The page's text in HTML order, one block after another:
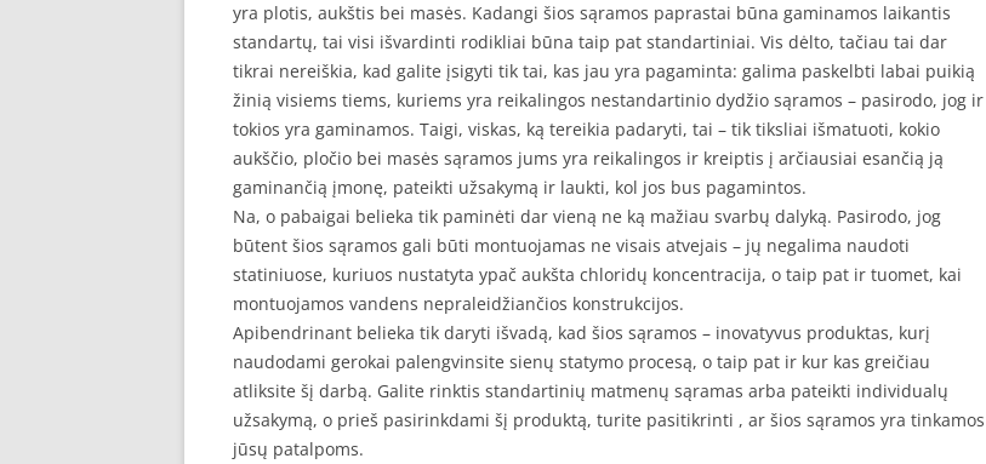
yra plotis, aukštis bei masės. Kadangi šios sąramos paprastai būna gaminamos laikantis
standartų, tai visi išvardinti rodikliai būna taip pat standartiniai. Vis dėlto, tačiau tai dar
tikrai nereiškia, kad galite įsigyti tik tai, kas jau yra pagaminta: galima paskelbti labai puikią
žinią visiems tiems, kuriems yra reikalingos nestandartinio dydžio sąramos – pasirodo, jog ir
tokios yra gaminamos. Taigi, viskas, ką tereikia padaryti, tai – tik tiksliai išmatuoti, kokio
aukščio, pločio bei masės sąramos jums yra reikalingos ir kreiptis į arčiausiai esančią ją
gaminančią įmonę, pateikti užsakymą ir laukti, kol jos bus pagamintos.
Na, o pabaigai belieka tik paminėti dar vieną ne ką mažiau svarbų dalyką. Pasirodo, jog
būtent šios sąramos gali būti montuojamas ne visais atvejais – jų negalima naudoti
statiniuose, kuriuos nustatyta ypač aukšta chloridų koncentracija, o taip pat ir tuomet, kai
montuojamos vandens nepraleidžiančios konstrukcijos.
Apibendrinant belieka tik daryti išvadą, kad šios sąramos – inovatyvus produktas, kurį
naudodami gerokai palengvinsite sienų statymo procesą, o taip pat ir kur kas greičiau
atliksite šį darbą. Galite rinktis standartinių matmenų sąramas arba pateikti individualų
užsakymą, o prieš pasirinkdami šį produktą, turite pasitikrinti , ar šios sąramos yra tinkamos
jūsų patalpoms.